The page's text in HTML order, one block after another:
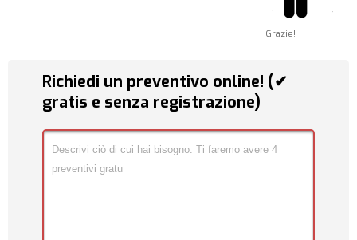
Grazie!
Richiedi un preventivo online! (✔
gratis e senza registrazione)